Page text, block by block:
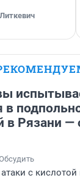
в
в Рязани —
с кислотой